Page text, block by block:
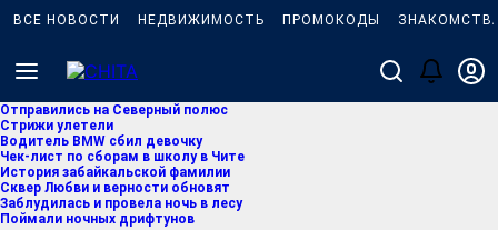
ВСЕ НОВОСТИ НЕДВИЖИМОСТЬ ПРОМОКОДЫ
Отправились на Северный полюс
Стрижи улетели
Водитель BMW сбил девочку
Чек-лист по сборам в школу в Чите
История забайкальской фамилии
Сквер Любви и верности обновят
Заблудилась и провела ночь в лесу
Поймали ночных дрифтунов